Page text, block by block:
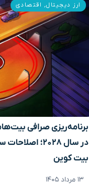
در سال ۲۰۲۸؛
بیت کوین
۱۳ مرداد ۱۴۰۵
ارز دیجیتال, اقتصادی